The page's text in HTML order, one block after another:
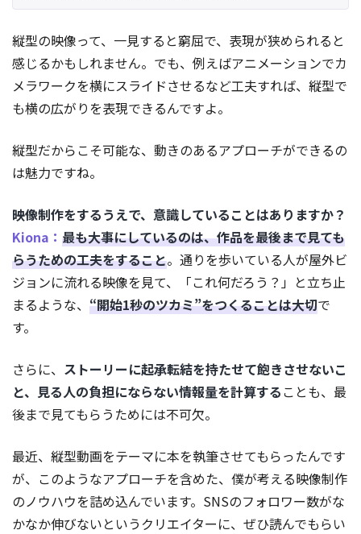
縦型の映像って、一見すると窮屈で、表現が狭められると
感じるかもしれません。でも、例えばアニメーションでカ
メラワークを横にスライドさせるなど工夫すれば、縦型で
も横の広がりを表現できるんですよ。
縦型だからこそ可能な、動きのあるアプローチができるの
は魅力ですね。
――映像制作をするうえで、意識していることはありますか？
Kiona： 最も大事にしているのは、作品を最後まで見ても
らうための工夫をすること。通りを歩いている人が屋外ビ
ジョンに流れる映像を見て、「これ何だろう？」と立ち止
まるような、 “開始1秒のツカミ”をつくることは大切で
す。
さらに、 ストーリーに起承転結を持たせて飽きさせないこ
と、見る人の負担にならない情報量を計算する ことも、最
後まで見てもらうためには不可欠。
最近、縦型動画をテーマに本を執筆させてもらったんです
が、このようなアプローチを含めた、僕が考える映像制作
のノウハウを詰め込んでいます。SNSのフォロワー数がな
かなか伸びないというクリエイターに、ぜひ読んでもらい